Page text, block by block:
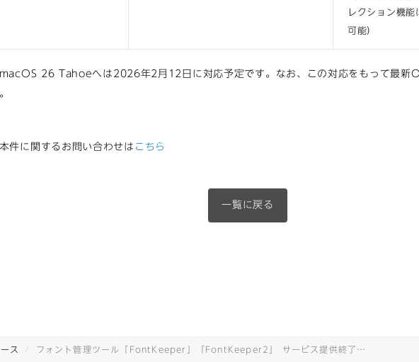
レクション機能
可能）
26 Tahoeへは2026年2月12日に対応予定です。なお、この対応をもって最新
件に関するお問い合わせは こちら
一覧に戻る
ス フォント管理ツール「FontKeeper」「FontKeeper2」 サービス提供終了のお知らせ